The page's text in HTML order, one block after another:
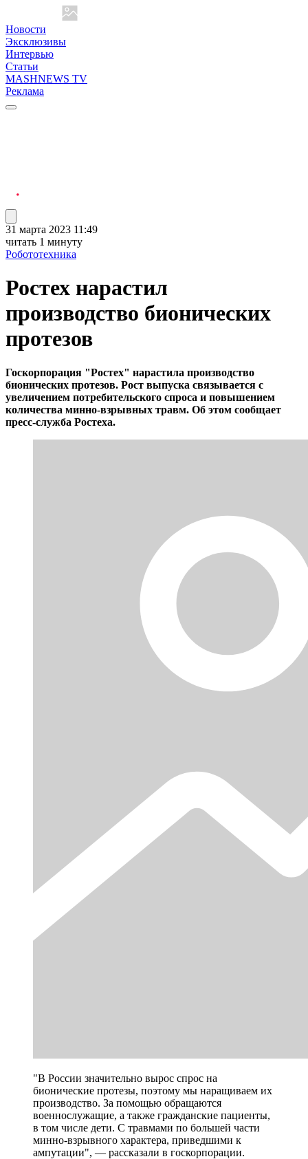
Новости
Эксклюзивы
Интервью
Статьи
MASHNEWS TV
Реклама
31 марта 2023 11:49
читать 1 минуту
Робототехника
Ростех нарастил
производство бионических
протезов
Госкорпорация "Ростех" нарастила производство
бионических протезов. Рост выпуска связывается с
увеличением потребительского спроса и повышением
количества минно-взрывных травм. Об этом сообщает
пресс-служба Ростеха.
"В России значительно вырос спрос на
бионические протезы, поэтому мы наращиваем их
производство. За помощью обращаются
военнослужащие, а также гражданские пациенты,
в том числе дети. С травмами по большей части
минно-взрывного характера, приведшими к
ампутации", — рассказали в госкорпорации.